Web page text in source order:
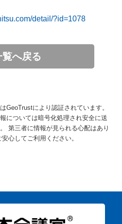
detail/?id=1078
覧へ戻る
GeoTrustにより認証されています。
については暗号化処理され安全に送
第三者に情報が見られる心配はあり
安心してご利用ください。